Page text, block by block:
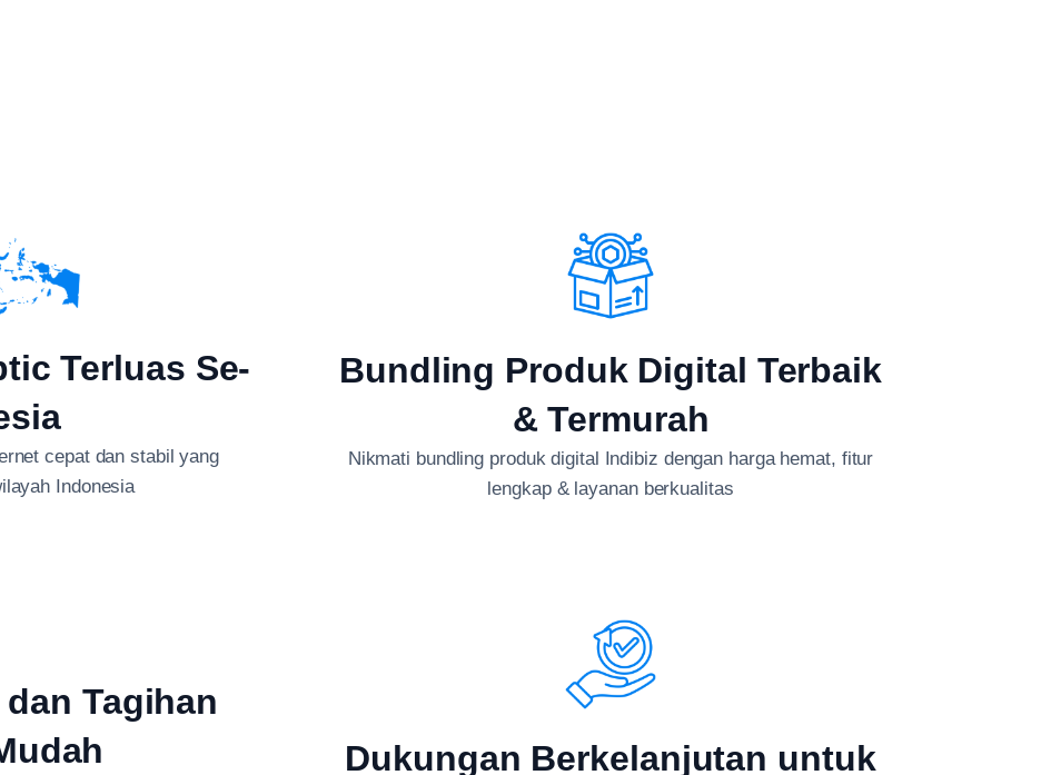
Terluas Se-
cepat dan stabil yang
Indonesia
Bundling Produk Digital Terbaik
& Termurah
Nikmati bundling produk digital Indibiz dengan harga hemat, fitur
lengkap & layanan berkualitas
Tagihan
Dukungan Berkelanjutan untuk